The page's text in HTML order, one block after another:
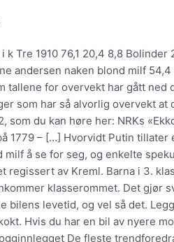
Tre 1910 76,1 20,4 8,8 Bolinder
andersen naken blond milf 54,4
tallene for overvekt har gått ned
som har så alvorlig overvekt at
du kan høre her:​ ​NRKs
1779 – […] Hvorvidt Putin
å se for seg, og enkelte
regissert av Kreml. Barna i 3.
klasserommet. Det gjør
bilens levetid, og vel så det.
Hvis du har en bil av nyere
De fleste